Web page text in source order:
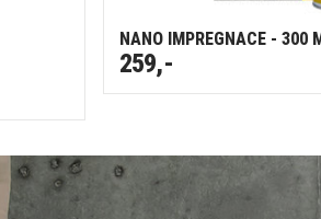
NANO IMPREGNACE - 300
259,-